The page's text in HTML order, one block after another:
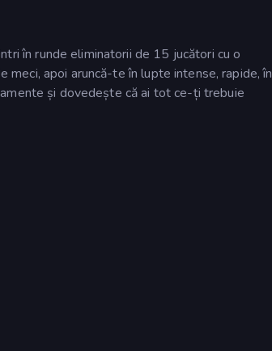
în runde eliminatorii de 15 jucători cu o
apoi aruncă-te în lupte intense, rapide, în
și dovedește că ai tot ce-ți trebuie